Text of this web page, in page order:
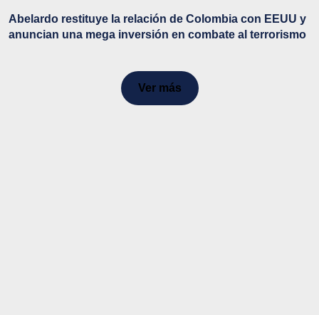
Abelardo restituye la relación de Colombia con EEUU y
anuncian una mega inversión en combate al terrorismo
Ver más